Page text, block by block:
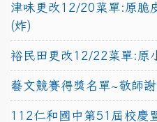
津味更改12/20菜單:原脆
(炸)
裕民田更改12/22菜單:原
藝文競賽得獎名單~敬師
112仁和國中第51屆校慶